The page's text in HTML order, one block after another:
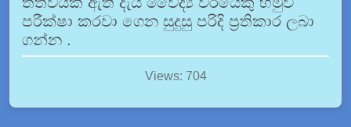
පරීක්ෂා කරවා ගෙන සුදුසු පරිදි ප්‍රතිකාර ලබා
ගන්න .
Views: 704